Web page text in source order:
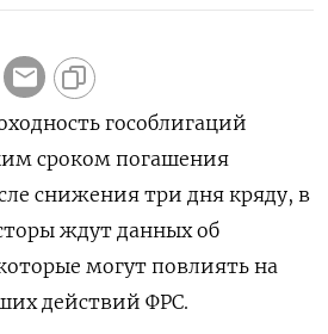
гособлигаций
сроком погашения
снижения три дня кряду, в
ждут данных об
могут повлиять на
действий ФРС.